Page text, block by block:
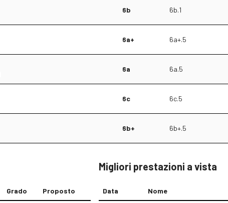
6b 6b.1
6a+ 6a+.5
6a 6a.5
6c 6c.5
6b+ 6b+.5
Grado Proposto
Migliori prestazioni a vista
Data Nome